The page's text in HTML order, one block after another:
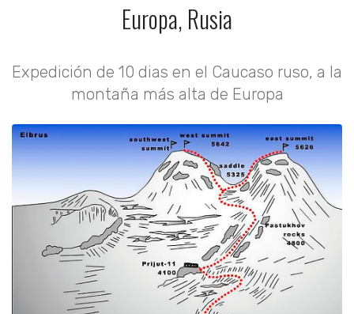
Europa, Rusia
Expedición de 10 dias en el Caucaso ruso, a la
montaña más alta de Europa